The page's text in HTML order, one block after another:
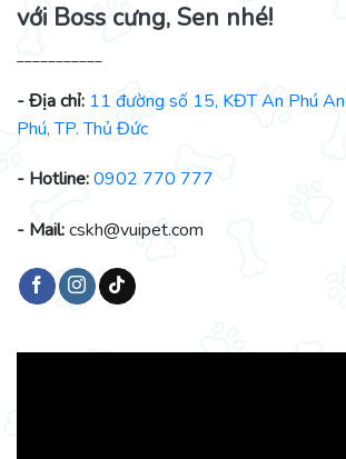
với Boss cưng, Sen nhé!
___________
- Địa chỉ: 11 đường số 15, KĐT An Phú An
Phú, TP. Thủ Đức
- Hotline:0902 770 777
- Mail:cskh@vuipet.com